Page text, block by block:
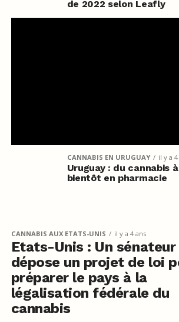
de 2022 selon Leafly
CANNABIS EN URUGUAY il y a
Uruguay : du cannabis
bientôt en pharmacie
CANNABIS AUX ETATS-UNIS il y a 4 ans
Etats-Unis : Un sénateur
dépose un projet de loi
préparer le pays à la
légalisation fédérale du
cannabis